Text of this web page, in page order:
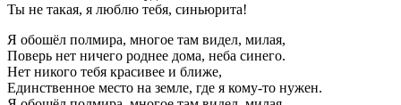
Ты не такая, я люблю тебя, синьюрита!
Я обошёл полмира, многое там видел, милая,
Поверь нет ничего роднее дома, неба синего.
Нет никого тебя красивее и ближе,
Единственное место на земле, где я кому-то нужен.